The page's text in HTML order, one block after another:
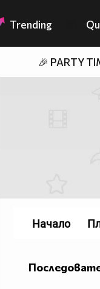
Trending
🎉 PARTY
Начало